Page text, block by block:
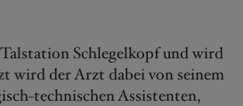
Schlegelkopf und wird
wird der Arzt dabei von seinem
technischen Assistenten,